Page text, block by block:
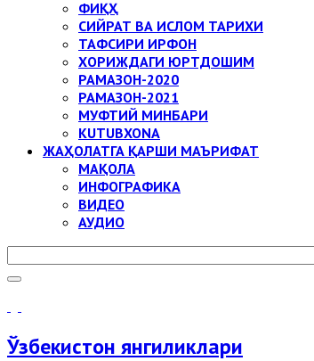
ФИҚҲ
СИЙРАТ ВА ИСЛОМ ТАРИХИ
ТАФСИРИ ИРФОН
ХОРИЖДАГИ ЮРТДОШИМ
РАМАЗОН-2020
РАМАЗОН-2021
МУФТИЙ МИНБАРИ
KUTUBXONA
ЖАҲОЛАТГА ҚАРШИ МАЪРИФАТ
МАҚОЛА
ИНФОГРАФИКА
ВИДЕО
АУДИО
Ўзбекистон янгиликлари